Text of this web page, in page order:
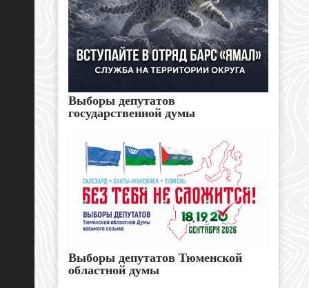
Выборы депутатов
государственной думы
Выборы депутатов Тюменской
областной думы